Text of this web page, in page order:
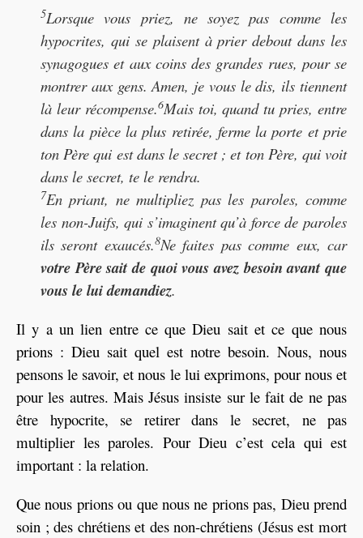
5Lorsque vous priez, ne soyez pas comme les
hypocrites, qui se plaisent à prier debout dans les
synagogues et aux coins des grandes rues, pour se
montrer aux gens. Amen, je vous le dis, ils tiennent
là leur récompense.6Mais toi, quand tu pries, entre
dans la pièce la plus retirée, ferme la porte et prie
ton Père qui est dans le secret ; et ton Père, qui voit
dans le secret, te le rendra.
7En priant, ne multipliez pas les paroles, comme
les non-Juifs, qui s’imaginent qu’à force de paroles
ils seront exaucés.8Ne faites pas comme eux, car
votre Père sait de quoi vous avez besoin avant que
vous le lui demandiez.
Il y a un lien entre ce que Dieu sait et ce que nous
prions : Dieu sait quel est notre besoin. Nous, nous
pensons le savoir, et nous le lui exprimons, pour nous et
pour les autres. Mais Jésus insiste sur le fait de ne pas
être hypocrite, se retirer dans le secret, ne pas
multiplier les paroles. Pour Dieu c’est cela qui est
important : la relation.
Que nous prions ou que nous ne prions pas, Dieu prend
soin ; des chrétiens et des non-chrétiens (Jésus est mort